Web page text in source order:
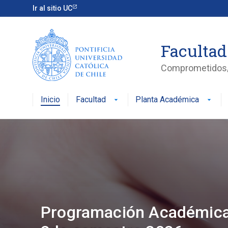
Ir al sitio UC
Inicio Facultad arrow_drop_down Planta Académica arrow_drop_down